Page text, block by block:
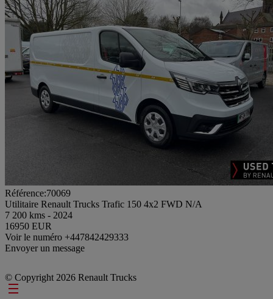
Référence:70069
Utilitaire Renault Trucks Trafic 150 4x2 FWD N/A
7 200 kms - 2024
16950 EUR
Voir le numéro +447842429333
Envoyer un message
© Copyright 2026 Renault Trucks
Footer